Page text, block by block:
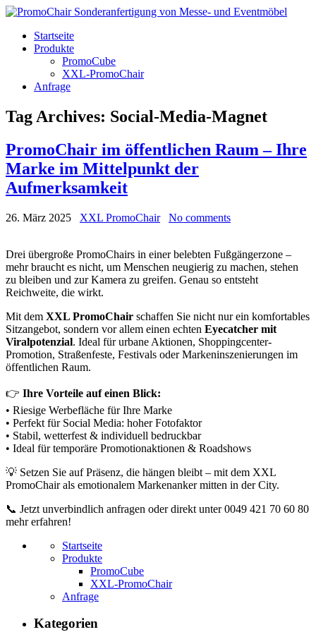
Startseite
Produkte
PromoCube
XXL-PromoChair
Anfrage
Tag Archives: Social-Media-Magnet
PromoChair im öffentlichen Raum – Ihre
Marke im Mittelpunkt der
Aufmerksamkeit
26. März 2025 XXL PromoChair No comments
Drei übergroße PromoChairs in einer belebten Fußgängerzone –
mehr braucht es nicht, um Menschen neugierig zu machen, stehen
zu bleiben und zur Kamera zu greifen. Genau so entsteht
Reichweite, die wirkt.
Mit dem XXL PromoChair schaffen Sie nicht nur ein komfortables
Sitzangebot, sondern vor allem einen echten Eyecatcher mit
Viralpotenzial. Ideal für urbane Aktionen, Shoppingcenter-
Promotion, Straßenfeste, Festivals oder Markeninszenierungen im
öffentlichen Raum.
👉 Ihre Vorteile auf einen Blick:
• Riesige Werbefläche für Ihre Marke
• Perfekt für Social Media: hoher Fotofaktor
• Stabil, wetterfest & individuell bedruckbar
• Ideal für temporäre Promotionaktionen & Roadshows
💡 Setzen Sie auf Präsenz, die hängen bleibt – mit dem XXL
PromoChair als emotionalem Markenanker mitten in der City.
📞 Jetzt unverbindlich anfragen oder direkt unter 0049 421 70 60 80
mehr erfahren!
Startseite
Produkte
PromoCube
XXL-PromoChair
Anfrage
Kategorien